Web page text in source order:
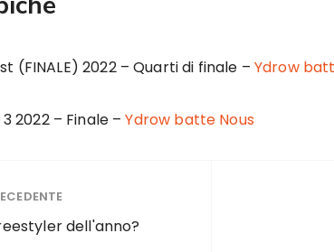
(FINALE) 2022 – Quarti di finale – Ydrow
2022 – Finale –Ydrow batte Nous
dell'anno?